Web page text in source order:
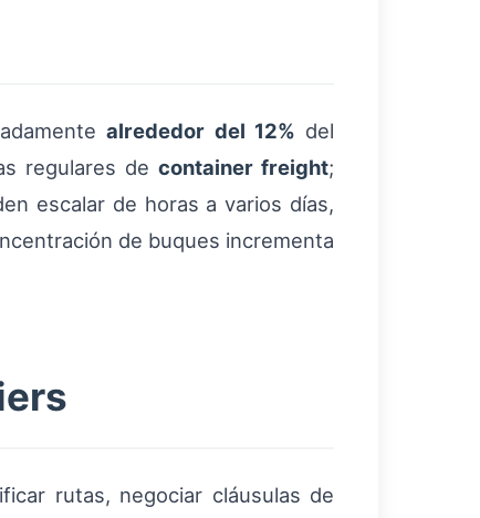
alrededor del 12% del
regulares de container freight;
escalar de horas a varios días,
de buques incrementa
rutas, negociar cláusulas de